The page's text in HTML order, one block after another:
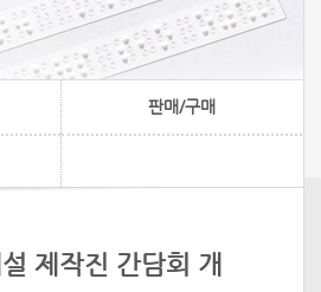
판매/구매
제작진 간담회 개